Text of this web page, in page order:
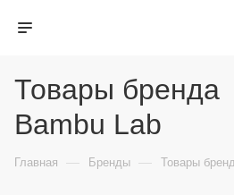
Товары бренда
Bambu Lab
Главная — Бренды — Товары